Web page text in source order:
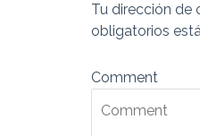
Tu dirección de
obligatorios
Comment